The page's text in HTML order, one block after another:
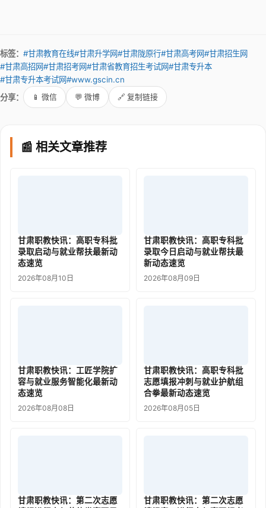
标签： #甘肃教育在线#甘肃升学网#甘肃陇原行#甘肃高考网#甘肃招生网
#甘肃高招网#甘肃招考网#甘肃省教育招生考试网#甘肃专升本
#甘肃专升本考试网#www.gscin.cn
分享：
📱 微信 💬 微博 🔗 复制链接
📰 相关文章推荐
甘肃职教快讯：高职专科批
录取启动与就业帮扶最新动
态速览
2026年08月10日
甘肃职教快讯：高职专科批
录取今日启动与就业帮扶最
新动态速览
2026年08月09日
甘肃职教快讯：工匠学院扩
容与就业服务智能化最新动
态速览
2026年08月08日
甘肃职教快讯：高职专科批
志愿填报冲刺与就业护航组
合拳最新动态速览
2026年08月05日
甘肃职教快讯：第二次志愿
甘肃职教快讯：第二次志愿